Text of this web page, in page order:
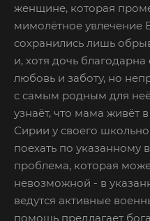
женщине, которая
мимолётное увлечение
сохранились лишь
и, хотя дочь
любовь и заботу, но
с самым родным для
узнаёт, что мама живёт
Сирии у своего
поехать по указанному
проблема, которая
невозможной - в
ведутся активные
помощь предлагает